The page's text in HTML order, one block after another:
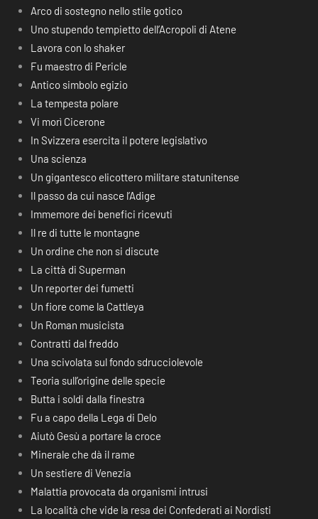
Arco di sostegno nello stile gotico
Uno stupendo tempietto dell’Acropoli di Atene
Lavora con lo shaker
Fu maestro di Pericle
Antico simbolo egizio
La tempesta polare
Vi morì Cicerone
In Svizzera esercita il potere legislativo
Una scienza
Un gigantesco elicottero militare statunitense
Il passo da cui nasce l’Adige
Immemore dei benefici ricevuti
Il re di tutte le montagne
Un ordine che non si discute
La città di Superman
Un reporter dei fumetti
Un fiore come la Cattleya
Un Roman musicista
Contratti dal freddo
Una scivolata sul fondo sdrucciolevole
Teoria sull’origine delle specie
Butta i soldi dalla finestra
Fu a capo della Lega di Delo
Aiutò Gesù a portare la croce
Minerale che dà il rame
Un sestiere di Venezia
Malattia provocata da organismi intrusi
La località che vide la resa dei Confederati ai Nordisti